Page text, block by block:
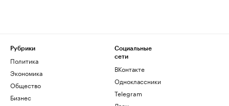
Рубрики
Политика
Экономика
Общество
Бизнес
Социальные
сети
ВКонтакте
Одноклассники
Telegram